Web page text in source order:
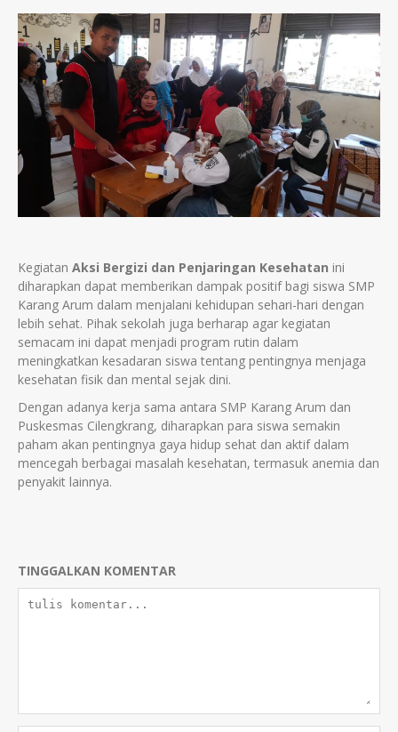
Kegiatan Aksi Bergizi dan Penjaringan Kesehatan ini
diharapkan dapat memberikan dampak positif bagi siswa SMP
Karang Arum dalam menjalani kehidupan sehari-hari dengan
lebih sehat. Pihak sekolah juga berharap agar kegiatan
semacam ini dapat menjadi program rutin dalam
meningkatkan kesadaran siswa tentang pentingnya menjaga
kesehatan fisik dan mental sejak dini.
Dengan adanya kerja sama antara SMP Karang Arum dan
Puskesmas Cilengkrang, diharapkan para siswa semakin
paham akan pentingnya gaya hidup sehat dan aktif dalam
mencegah berbagai masalah kesehatan, termasuk anemia dan
penyakit lainnya.
TINGGALKAN KOMENTAR